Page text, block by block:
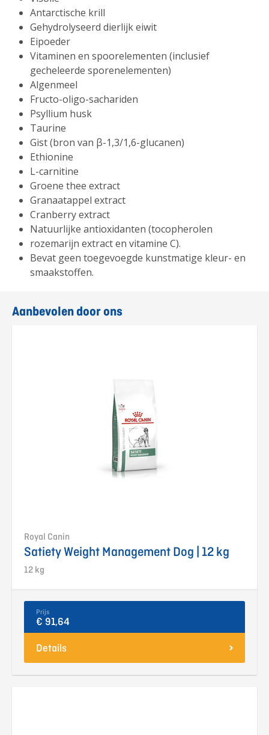
Antarctische krill
Gehydrolyseerd dierlijk eiwit
Eipoeder
Vitaminen en spoorelementen (inclusief
gecheleerde sporenelementen)
Algenmeel
Fructo-oligo-sachariden
Psyllium husk
Taurine
Gist (bron van β-1,3/1,6-glucanen)
Ethionine
L-carnitine
Groene thee extract
Granaatappel extract
Cranberry extract
Natuurlijke antioxidanten (tocopherolen
rozemarijn extract en vitamine C).
Bevat geen toegevoegde kunstmatige kleur- en
smaakstoffen.
Aanbevolen door ons
Royal Canin
Satiety Weight Management Dog | 12 kg
12 kg
Prijs
€ 91,64
Details